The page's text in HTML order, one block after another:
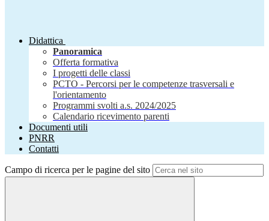
Didattica
Panoramica
Offerta formativa
I progetti delle classi
PCTO - Percorsi per le competenze trasversali e
l'orientamento
Programmi svolti a.s. 2024/2025
Calendario ricevimento parenti
Documenti utili
PNRR
Contatti
Campo di ricerca per le pagine del sito